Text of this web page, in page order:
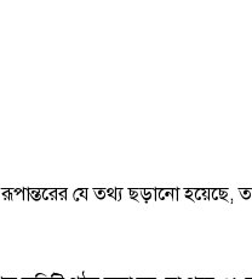
যে তথ্য ছড়ানো হয়েছে,